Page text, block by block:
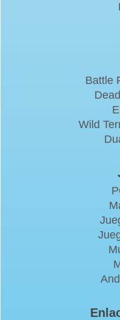
Battle
Wild